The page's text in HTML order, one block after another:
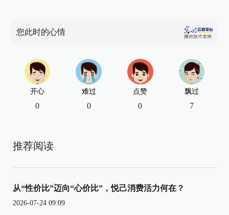
您此时的心情
开心
0
难过
0
点赞
0
飘过
7
推荐阅读
从“性价比”迈向“心价比”，悦己消费活力何在？
2026-07-24 09:09